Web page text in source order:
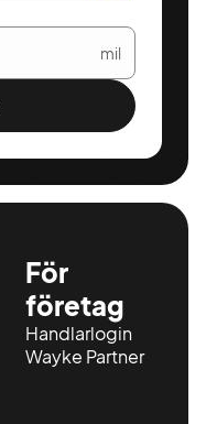
mil
För
företag
Handlarlogin
Wayke Partner